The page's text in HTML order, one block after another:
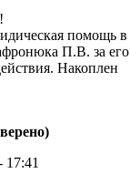
помощь в
П.В. за его
Накоплен
17:41